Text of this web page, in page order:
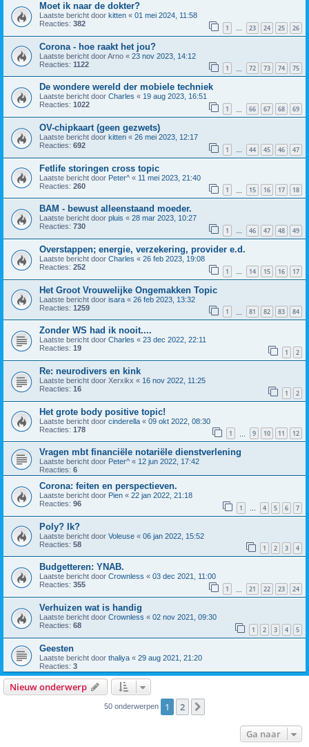
Moet ik naar de dokter?
Laatste bericht door kitten « 01 mei 2024, 11:58
Reacties: 382 1 … 23 24 25 26
Corona - hoe raakt het jou?
Laatste bericht doorArno « 23 nov 2023, 14:12
Reacties: 1122 1 72 73 74 75
De wondere wereld der mobiele techniek
Laatste bericht door Charles « 19 aug 2023, 16:51
Reacties: 1022 1 66 67 68 69
OV-chipkaart (geen gezwets)
Laatste bericht door kitten « 26 mei 2023, 12:17
Reacties: 692 1 … 44 45 46 47
Fetlife storingen cross topic
Laatste bericht door Peter^ « 11 mei 2023, 21:40
Reacties: 260 1 15 16 17 18
BAM - bewust alleenstaand moeder.
Laatste bericht door pluis « 28 mar 2023, 10:27
Reacties: 730 1 … 46 47 48 49
Overstappen; energie, verzekering, provider e.d.
Laatste bericht door Charles « 26 feb 2023, 19:08
Reacties: 252 1 … 14 15 16 17
Het Groot Vrouwelijke Ongemakken Topic
Laatste bericht door isara « 26 feb 2023, 13:32
Reacties: 1259 1 81 82 83 84
Zonder WS had ik nooit....
Laatste bericht door Charles « 23 dec 2022, 22:11
Reacties: 19 1 2
Re: neurodivers en kink
Laatste bericht door Xerxikx « 16 nov 2022, 11:25
Reacties: 16 1 2
Het grote body positive topic!
Laatste bericht door cinderella « 09 okt 2022, 08:30
Reacties: 178 1 9 10 11 12
Vragen mbt financiële notariële dienstverlening
Laatste bericht door Peter^ « 12 jun 2022, 17:42
Reacties: 6
Corona: feiten en perspectieven.
Laatste bericht door Pien « 22 jan 2022, 21:18
Reacties: 96 1 … 4 5 6 7
Poly? Ik?
Laatste bericht door Voleuse « 06 jan 2022, 15:52
Reacties: 58 1 2 3 4
Budgetteren: YNAB.
Laatste bericht door Crownless « 03 dec 2021, 11:00
Reacties: 355 1 21 22 23 24
Verhuizen wat is handig
Laatste bericht door Crownless « 02 nov 2021, 09:30
Reacties: 68 1 2 3 4 5
Geesten
Laatste bericht door thaliya « 29 aug 2021, 21:20
Reacties: 3
Nieuw onderwerp
50 onderwerpen 1 2
Ga naar